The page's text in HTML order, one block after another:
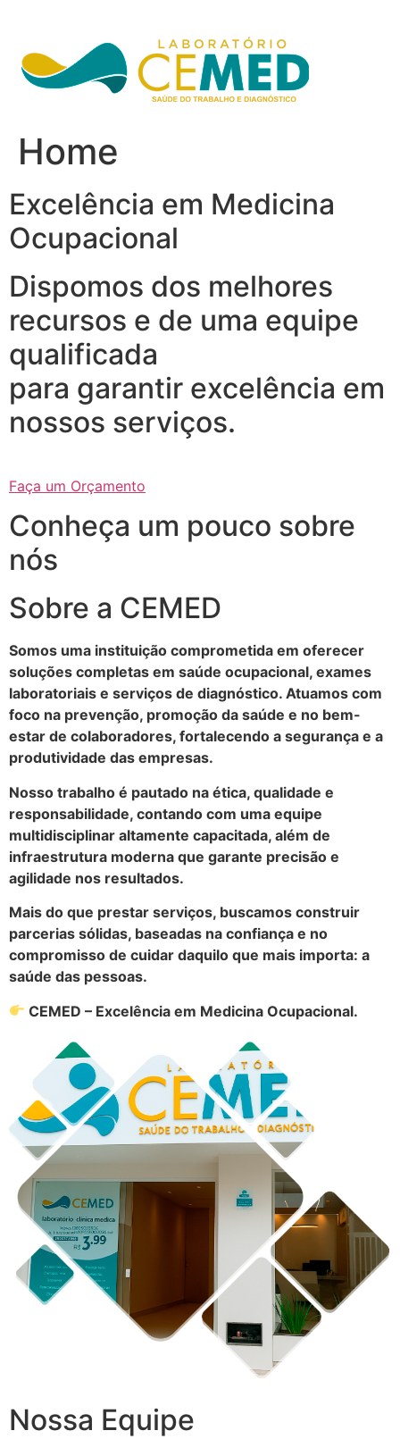
conteúdo
Home
Excelência em Medicina
Ocupacional
Dispomos dos melhores
recursos e de uma equipe
qualificada
para garantir excelência em
nossos serviços.
Faça um Orçamento
Conheça um pouco sobre
nós
Sobre a CEMED
Somos uma instituição comprometida em oferecer
soluções completas em saúde ocupacional, exames
laboratoriais e serviços de diagnóstico. Atuamos com
foco na prevenção, promoção da saúde e no bem-
estar de colaboradores, fortalecendo a segurança e a
produtividade das empresas.
Nosso trabalho é pautado na ética, qualidade e
responsabilidade, contando com uma equipe
multidisciplinar altamente capacitada, além de
infraestrutura moderna que garante precisão e
agilidade nos resultados.
Mais do que prestar serviços, buscamos construir
parcerias sólidas, baseadas na confiança e no
compromisso de cuidar daquilo que mais importa: a
saúde das pessoas.
CEMED – Excelência em Medicina Ocupacional.
Nossa Equipe